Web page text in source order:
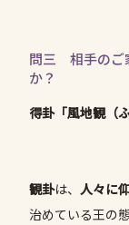
問三 相手のご
か？
得卦「風地観（
観卦は、 人々に
治めている王の